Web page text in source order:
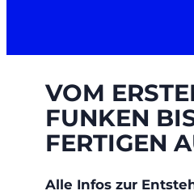
VOM
FUNKEN
FERTIGEN
Alle Infos zur